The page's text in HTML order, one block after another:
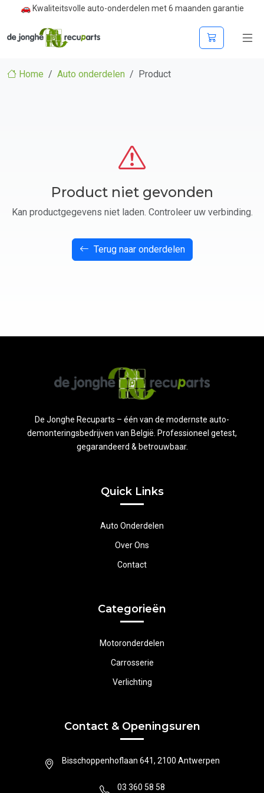
🚗 Kwaliteitsvolle auto-onderdelen met 6 maanden garantie
Home Auto onderdelen Product
Product niet gevonden
Kan productgegevens niet laden. Controleer uw verbinding.
Terug naar onderdelen
De Jonghe Recuparts – één van de modernste auto-
demonteringsbedrijven van België. Professioneel getest,
gegarandeerd & betrouwbaar.
Quick Links
Auto Onderdelen
Over Ons
Contact
Categorieën
Motoronderdelen
Carrosserie
Verlichting
Contact & Openingsuren
Bisschoppenhoflaan 641, 2100 Antwerpen
03 360 58 58